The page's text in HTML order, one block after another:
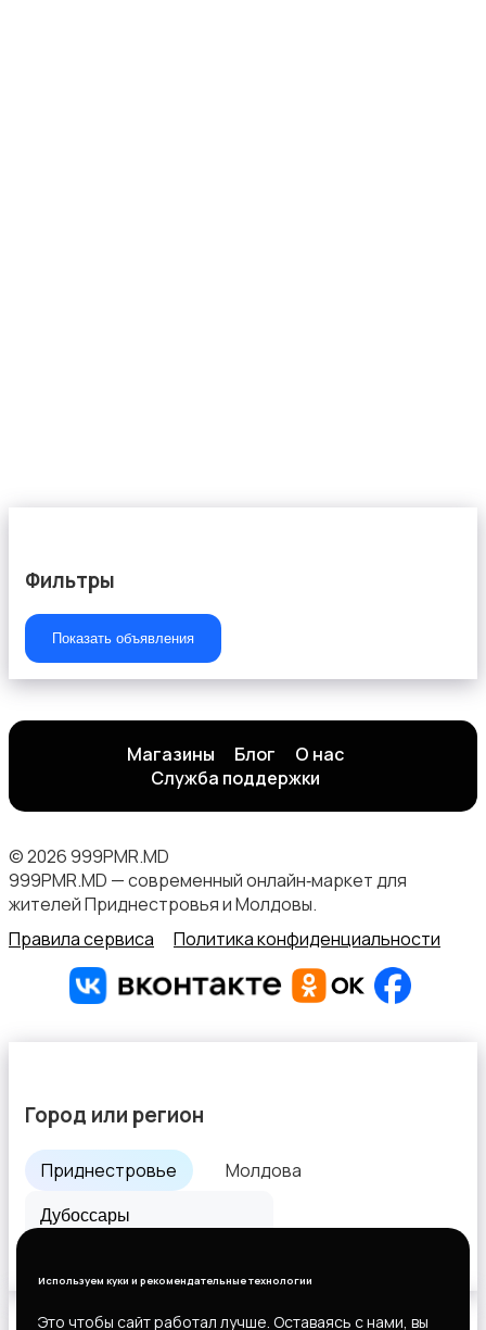
Фильтры
Показать объявления
Магазины Блог
О нас
Служба поддержки
© 2026 999PMR.MD
999PMR.MD — современный онлайн‑маркет для
жителей Приднестровья и Молдовы.
Правила сервиса
Политика конфиденциальности
Используем куки и рекомендательные технологии
Это чтобы сайт работал лучше. Оставаясь с нами, вы
Город или регион
Приднестровье Молдова